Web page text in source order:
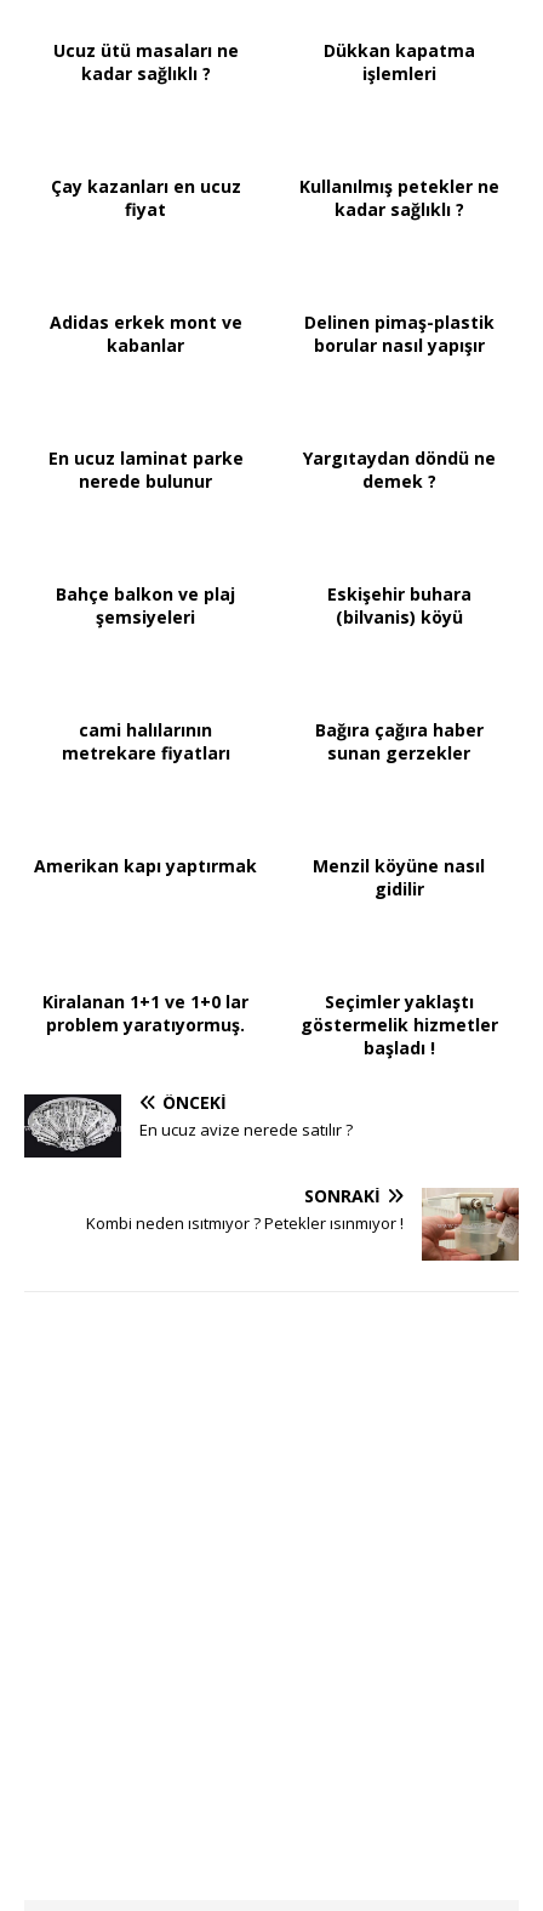
Ucuz ütü masaları ne
kadar sağlıklı ?
Dükkan kapatma
işlemleri
Çay kazanları en ucuz
fiyat
Kullanılmış petekler ne
kadar sağlıklı ?
Adidas erkek mont ve
kabanlar
Delinen pimaş-plastik
borular nasıl yapışır
En ucuz laminat parke
nerede bulunur
Yargıtaydan döndü ne
demek ?
Bahçe balkon ve plaj
şemsiyeleri
Eskişehir buhara
(bilvanis) köyü
cami halılarının
metrekare fiyatları
Bağıra çağıra haber
sunan gerzekler
Amerikan kapı yaptırmak
Menzil köyüne nasıl
gidilir
Kiralanan 1+1 ve 1+0 lar
problem yaratıyormuş.
Seçimler yaklaştı
göstermelik hizmetler
başladı !
ÖNCEKI
En ucuz avize nerede satılır ?
SONRAKI
Kombi neden ısıtmıyor ? Petekler ısınmıyor !